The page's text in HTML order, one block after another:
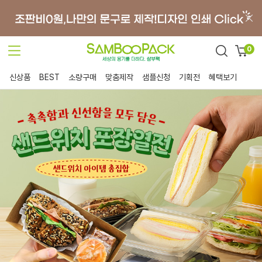
0
신상품 BEST 소량구매 맞춤제작 샘플신청 기획전 혜택보기